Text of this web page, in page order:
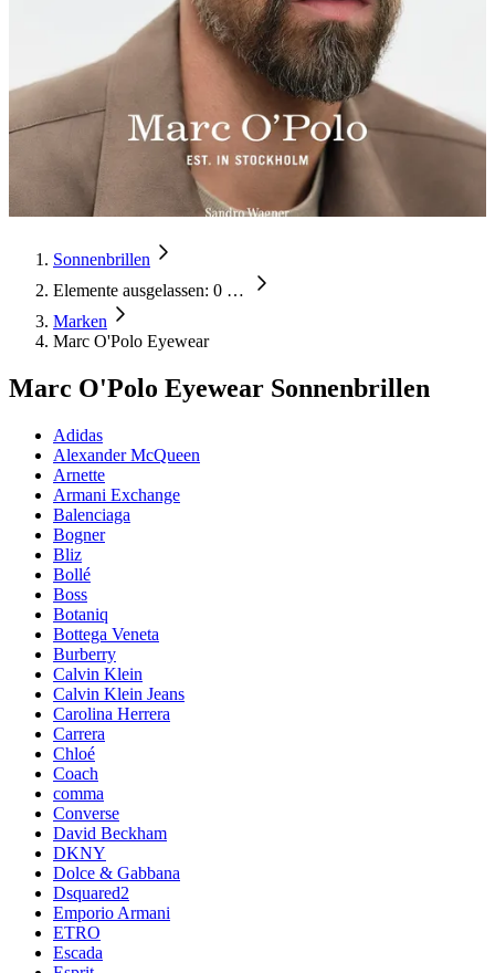
Sonnenbrillen
Elemente ausgelassen: 0 …
Marken
Marc O'Polo Eyewear
Marc O'Polo Eyewear Sonnenbrillen
Adidas
Alexander McQueen
Arnette
Armani Exchange
Balenciaga
Bogner
Bliz
Bollé
Boss
Botaniq
Bottega Veneta
Burberry
Calvin Klein
Calvin Klein Jeans
Carolina Herrera
Carrera
Chloé
Coach
comma
Converse
David Beckham
DKNY
Dolce & Gabbana
Dsquared2
Emporio Armani
ETRO
Escada